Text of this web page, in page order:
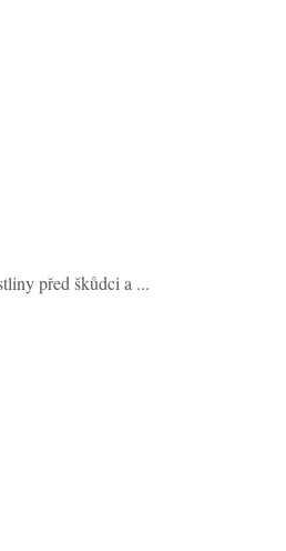
před škůdci a ...